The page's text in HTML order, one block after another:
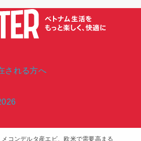
される方へ
メコンデルタ産エビ、欧米で需要高まる